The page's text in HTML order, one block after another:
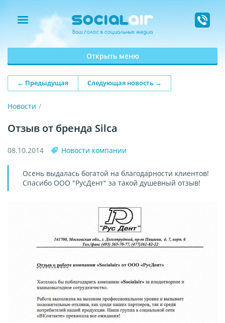
Открыть меню
← Предыдущая Следующая новость →
Новости
Отзыв от бренда Silca
08.10.2014 Новости компании
Осень выдалась богатой на благодарности клиентов!
Спасибо ООО "РусДент" за такой душевный отзыв!